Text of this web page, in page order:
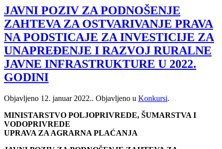
JAVNI POZIV ZA PODNOŠENJE
ZAHTEVA ZA OSTVARIVANJE PRAVA
NA PODSTICAJE ZA INVESTICIJE ZA
UNAPREĐENJE I RAZVOJ RURALNE
JAVNE INFRASTRUKTURE U 2022.
GODINI
Objavljeno 12. januar 2022.. Objavljeno u Konkursi.
MINISTARSTVO POLJOPRIVREDE, ŠUMARSTVA I
VODOPRIVREDE
UPRAVA ZA AGRARNA PLAĆANJA